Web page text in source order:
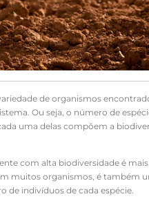
de organismos
Ou seja, o número de
uma delas compõem a
com alta biodiversidade é mais
muitos organismos, é também
de indivíduos de cada espécie.